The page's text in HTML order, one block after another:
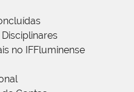
no IFFluminense